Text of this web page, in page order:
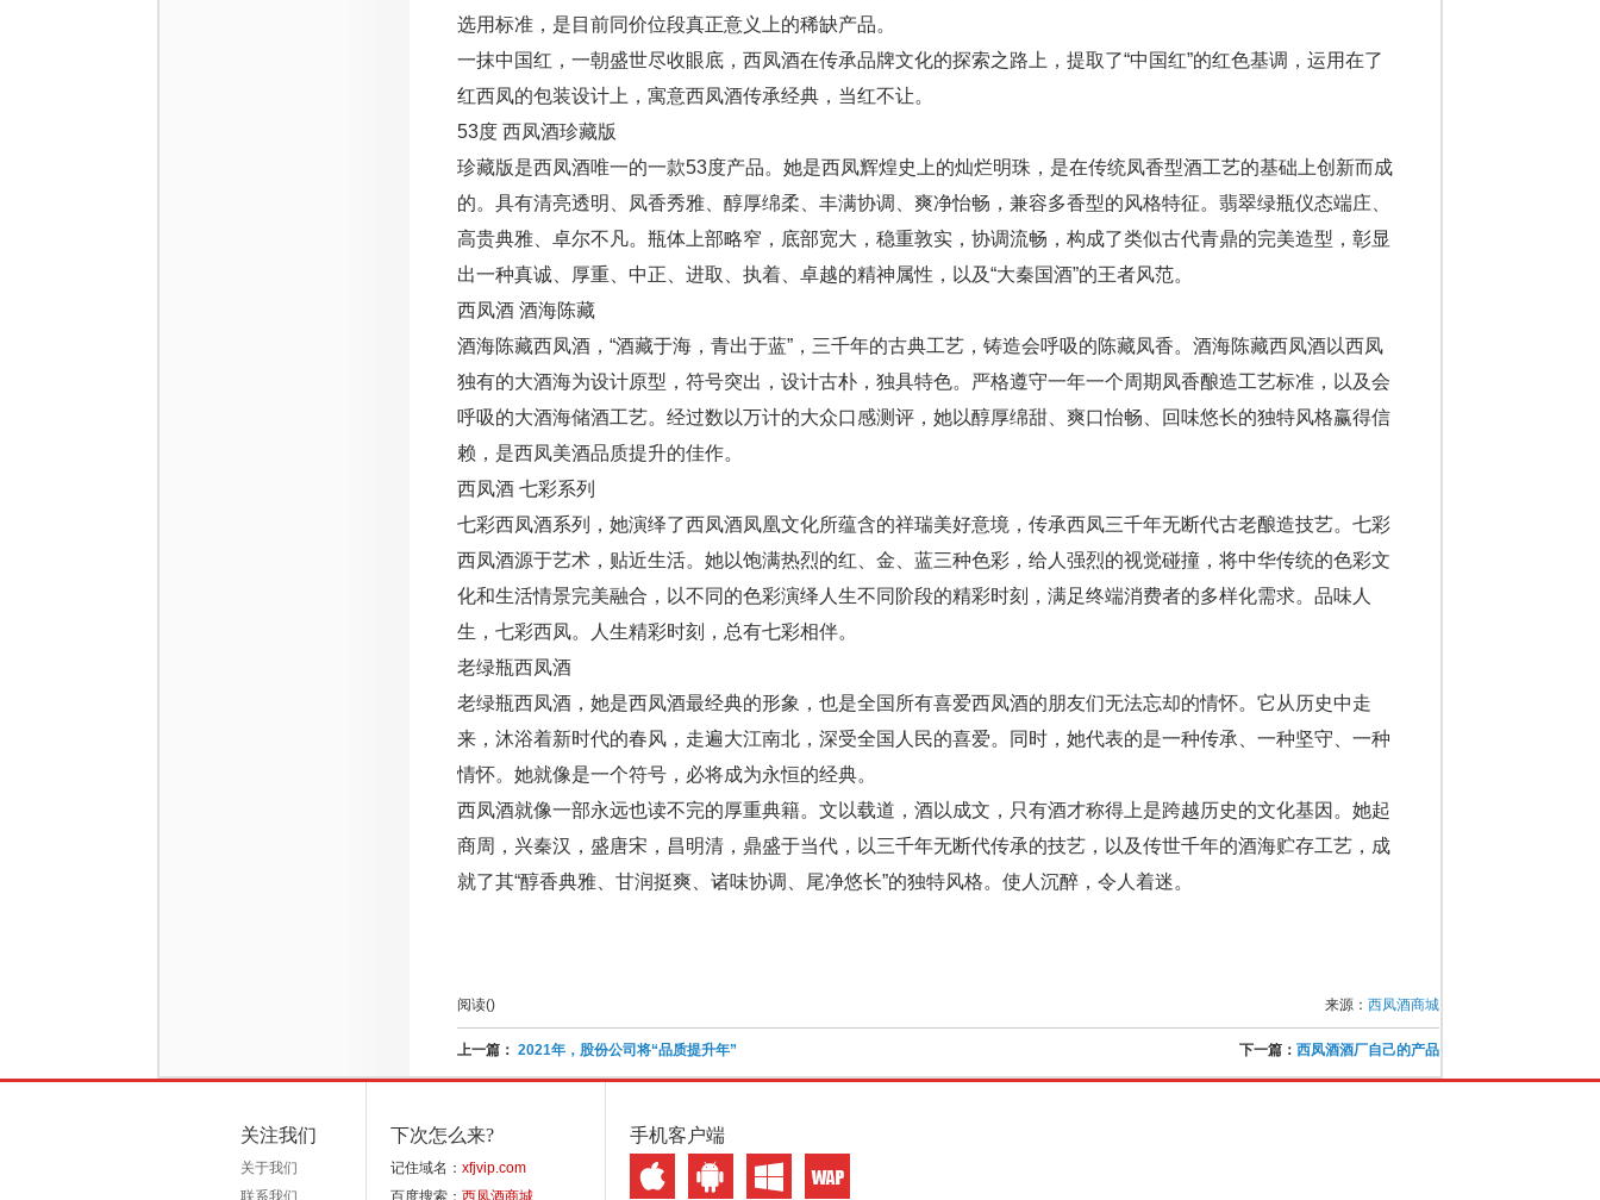
选用标准，是目前同价位段真正意义上的稀缺产品。
一抹中国红，一朝盛世尽收眼底，西凤酒在传承品牌文化的探索之路上，提取了“中国红”的红色基调，运用在了
红西凤的包装设计上，寓意西凤酒传承经典，当红不让。
53度 西凤酒珍藏版
珍藏版是西凤酒唯一的一款53度产品。她是西凤辉煌史上的灿烂明珠，是在传统凤香型酒工艺的基础上创新而成
的。具有清亮透明、凤香秀雅、醇厚绵柔、丰满协调、爽净怡畅，兼容多香型的风格特征。翡翠绿瓶仪态端庄、
高贵典雅、卓尔不凡。瓶体上部略窄，底部宽大，稳重敦实，协调流畅，构成了类似古代青鼎的完美造型，彰显
出一种真诚、厚重、中正、进取、执着、卓越的精神属性，以及“大秦国酒”的王者风范。
西凤酒 酒海陈藏
酒海陈藏西凤酒，“酒藏于海，青出于蓝”，三千年的古典工艺，铸造会呼吸的陈藏凤香。酒海陈藏西凤酒以西凤
独有的大酒海为设计原型，符号突出，设计古朴，独具特色。严格遵守一年一个周期凤香酿造工艺标准，以及会
呼吸的大酒海储酒工艺。经过数以万计的大众口感测评，她以醇厚绵甜、爽口怡畅、回味悠长的独特风格赢得信
赖，是西凤美酒品质提升的佳作。
西凤酒 七彩系列
七彩西凤酒系列，她演绎了西凤酒凤凰文化所蕴含的祥瑞美好意境，传承西凤三千年无断代古老酿造技艺。七彩
西凤酒源于艺术，贴近生活。她以饱满热烈的红、金、蓝三种色彩，给人强烈的视觉碰撞，将中华传统的色彩文
化和生活情景完美融合，以不同的色彩演绎人生不同阶段的精彩时刻，满足终端消费者的多样化需求。品味人
生，七彩西凤。人生精彩时刻，总有七彩相伴。
老绿瓶西凤酒
老绿瓶西凤酒，她是西凤酒最经典的形象，也是全国所有喜爱西凤酒的朋友们无法忘却的情怀。它从历史中走
来，沐浴着新时代的春风，走遍大江南北，深受全国人民的喜爱。同时，她代表的是一种传承、一种坚守、一种
情怀。她就像是一个符号，必将成为永恒的经典。
西凤酒就像一部永远也读不完的厚重典籍。文以载道，酒以成文，只有酒才称得上是跨越历史的文化基因。她起
商周，兴秦汉，盛唐宋，昌明清，鼎盛于当代，以三千年无断代传承的技艺，以及传世千年的酒海贮存工艺，成
就了其“醇香典雅、甘润挺爽、诸味协调、尾净悠长”的独特风格。使人沉醉，令人着迷。
阅读() 来源： 西凤酒商城
上一篇： 2021年，股份公司将“品质提升年” 下一篇： 西凤酒酒厂自己的产品
关注我们
关于我们
联系我们
下次怎么来?
记住域名： xfjvip.com
百度搜索： 西凤酒商城
手机客户端